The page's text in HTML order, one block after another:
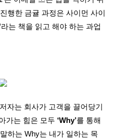
행한 금귤 과정은 사이먼 사이
라는 책을 읽고 해야 하는 과업
자는 회사가 고객을 끌어당기
가는 힘은 모두 ‘Why’를 통해
하는 Why는 내가 일하는 목